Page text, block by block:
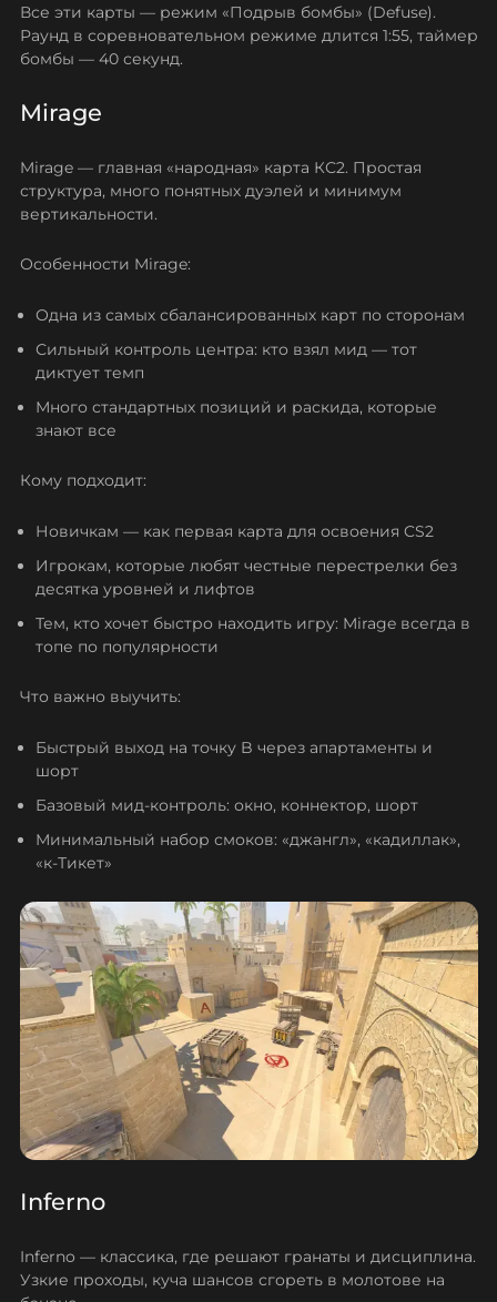
Заключение
Все эти карты — режим «Подрыв бомбы» (Defuse).
Раунд в соревновательном режиме длится 1:55, таймер
бомбы — 40 секунд.
Mirage
Mirage — главная «народная» карта КС2. Простая
структура, много понятных дуэлей и минимум
вертикальности.
Особенности Mirage:
Одна из самых сбалансированных карт по сторонам
Сильный контроль центра: кто взял мид — тот
диктует темп
Много стандартных позиций и раскида, которые
знают все
Кому подходит:
Новичкам — как первая карта для освоения CS2
Игрокам, которые любят честные перестрелки без
десятка уровней и лифтов
Тем, кто хочет быстро находить игру: Mirage всегда в
топе по популярности
Что важно выучить:
Быстрый выход на точку B через апартаменты и
шорт
Базовый мид-контроль: окно, коннектор, шорт
Минимальный набор смоков: «джангл», «кадиллак»,
«к-Тикет»
Inferno
Inferno — классика, где решают гранаты и дисциплина.
Узкие проходы, куча шансов сгореть в молотове на